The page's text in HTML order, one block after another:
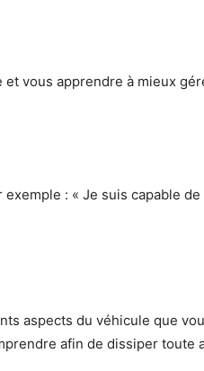
vous apprendre à mieux
: « Je suis capable
aspects du véhicule que
afin de dissiper toute